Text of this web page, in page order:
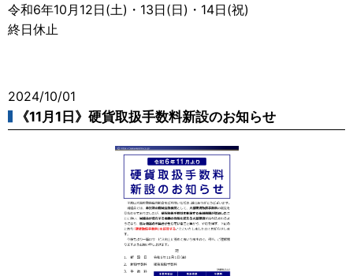
令和6年10月12日(土)・13日(日)・14日(祝)
終日休止
2024/10/01
《11月1日》硬貨取扱手数料新設のお知らせ